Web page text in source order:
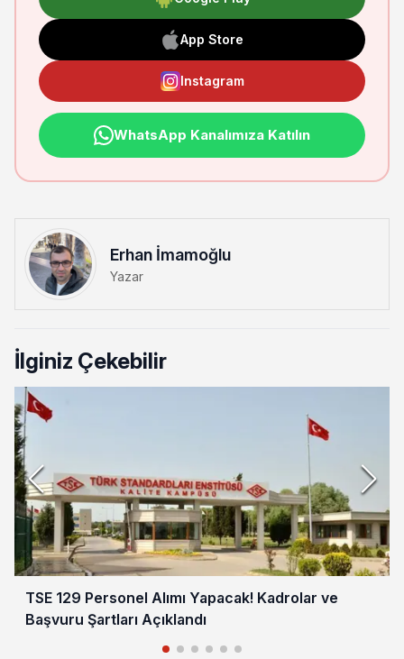
App Store
Instagram
WhatsApp Kanalımıza Katılın
Erhan İmamoğlu
Yazar
İlginiz Çekebilir
TSE 129 Personel Alımı Yapacak! Kadrolar ve
Başvuru Şartları Açıklandı